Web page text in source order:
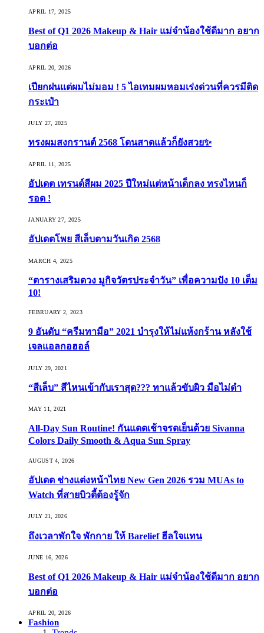
APRIL 17, 2025
Best of Q1 2026 Makeup & Hair แม่จ๋าน้องใช้ดีมาก อยาก
บอกต่อ
APRIL 20, 2026
เปียกฝนแต่ผมไม่มอม ! 5 ไอเทมผมหอมเร่งด่วนที่ควรมีติด
กระเป๋า
JULY 27, 2025
ทรงผมสงกรานต์ 2568 โดนสาดแล้วก็ยังสวย✨
APRIL 11, 2025
อัปเดต เทรนด์สีผม 2025 ปีใหม่แต่หน้าเด็กลง ทรงไหนก็
รอด !
JANUARY 27, 2025
อัปเดตโพย สีเล็บตามวันเกิด 2568
MARCH 4, 2025
“ตารางเสริมดวง มูกิจวัตรประจำวัน” เพื่อความปัง 10 เต็ม
10!
FEBRUARY 2, 2023
9 อันดับ “ครีมทามือ” 2021 บำรุงให้ไม่แห้งกร้าน หลังใช้
เจลแอลกอฮอล์
JULY 29, 2021
“สีเล็บ” สีไหนเข้ากับเราสุด??? ทาแล้วขับผิว มือไม่ดำ
MAY 11, 2021
All-Day Sun Routine! กันแดดเช้าจรดเย็นด้วย Sivanna
Colors Daily Smooth & Aqua Sun Spray
AUGUST 4, 2026
อัปเดต ช่างแต่งหน้าไทย New Gen 2026 รวม MUAs to
Watch ที่สายบิวตี้ต้องรู้จัก
JULY 21, 2026
ถึงเวลาพักใจ พักกาย ให้ Barelief ฮีลใจแทน
JUNE 16, 2026
Best of Q1 2026 Makeup & Hair แม่จ๋าน้องใช้ดีมาก อยาก
บอกต่อ
APRIL 20, 2026
Fashion